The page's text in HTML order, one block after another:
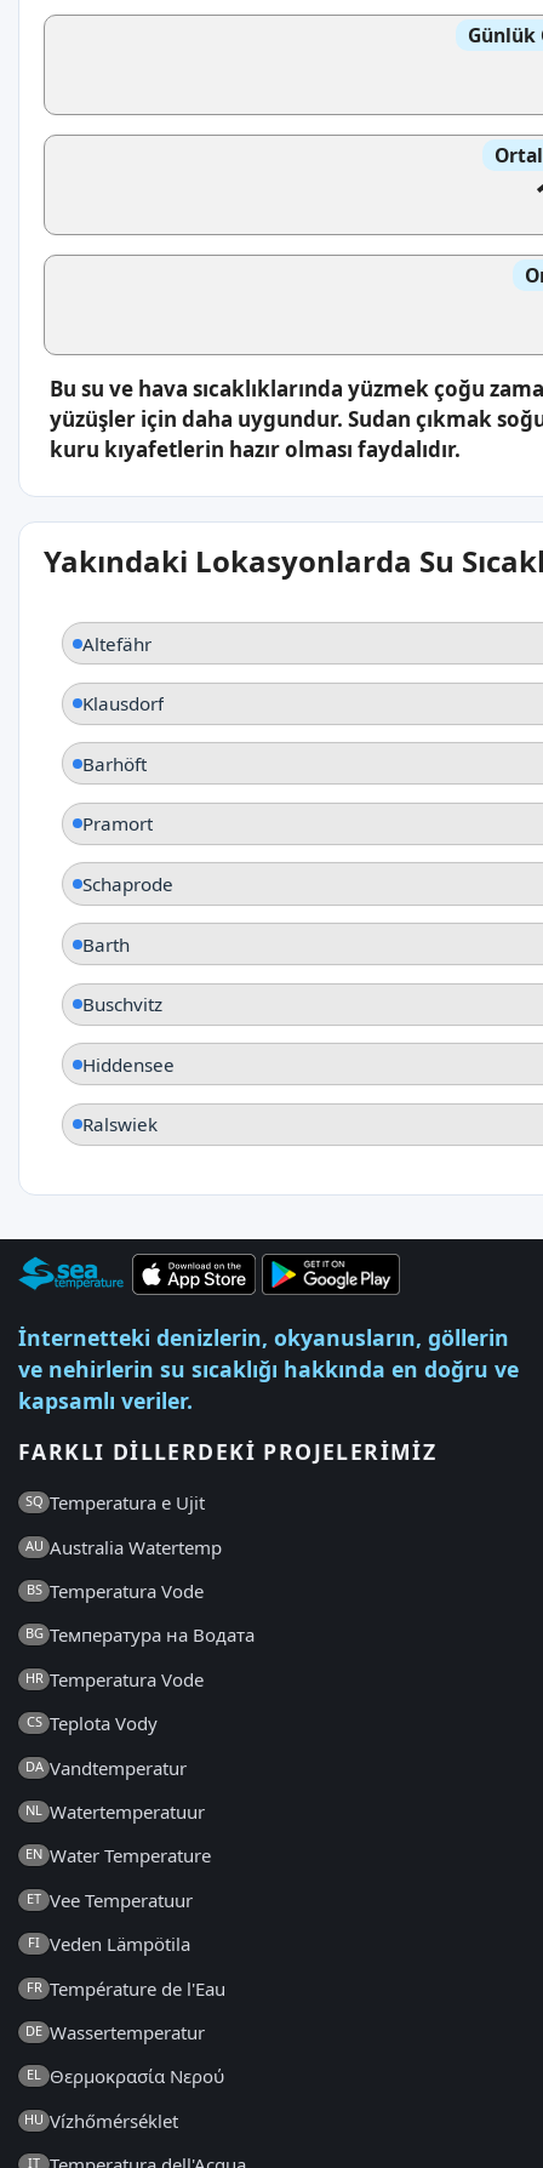
Günlük
Bu su ve hava sıcaklıklarında yüzmek çoğu
yüzüşler için daha uygundur. Sudan çıkmak
kuru kıyafetlerin hazır olması faydalıdır.
Yakındaki Lokasyonlarda Su
Altefähr
Klausdorf
Barhöft
Pramort
Schaprode
Barth
Buschvitz
Hiddensee
Ralswiek
İnternetteki denizlerin, okyanusların, göllerin
ve nehirlerin su sıcaklığı hakkında en doğru ve
kapsamlı veriler.
FARKLI DILLERDEKI PROJELERIMIZ
SQ Temperatura e Ujit
AU Australia Watertemp
BS Temperatura Vode
BG Температура на Водата
HR Temperatura Vode
CS Teplota Vody
DA Vandtemperatur
NL Watertemperatuur
EN Water Temperature
ET Vee Temperatuur
FI Veden Lämpötila
FR Température de l'Eau
DE Wassertemperatur
EL Θερμοκρασία Νερού
HU Vízhőmérséklet
IT